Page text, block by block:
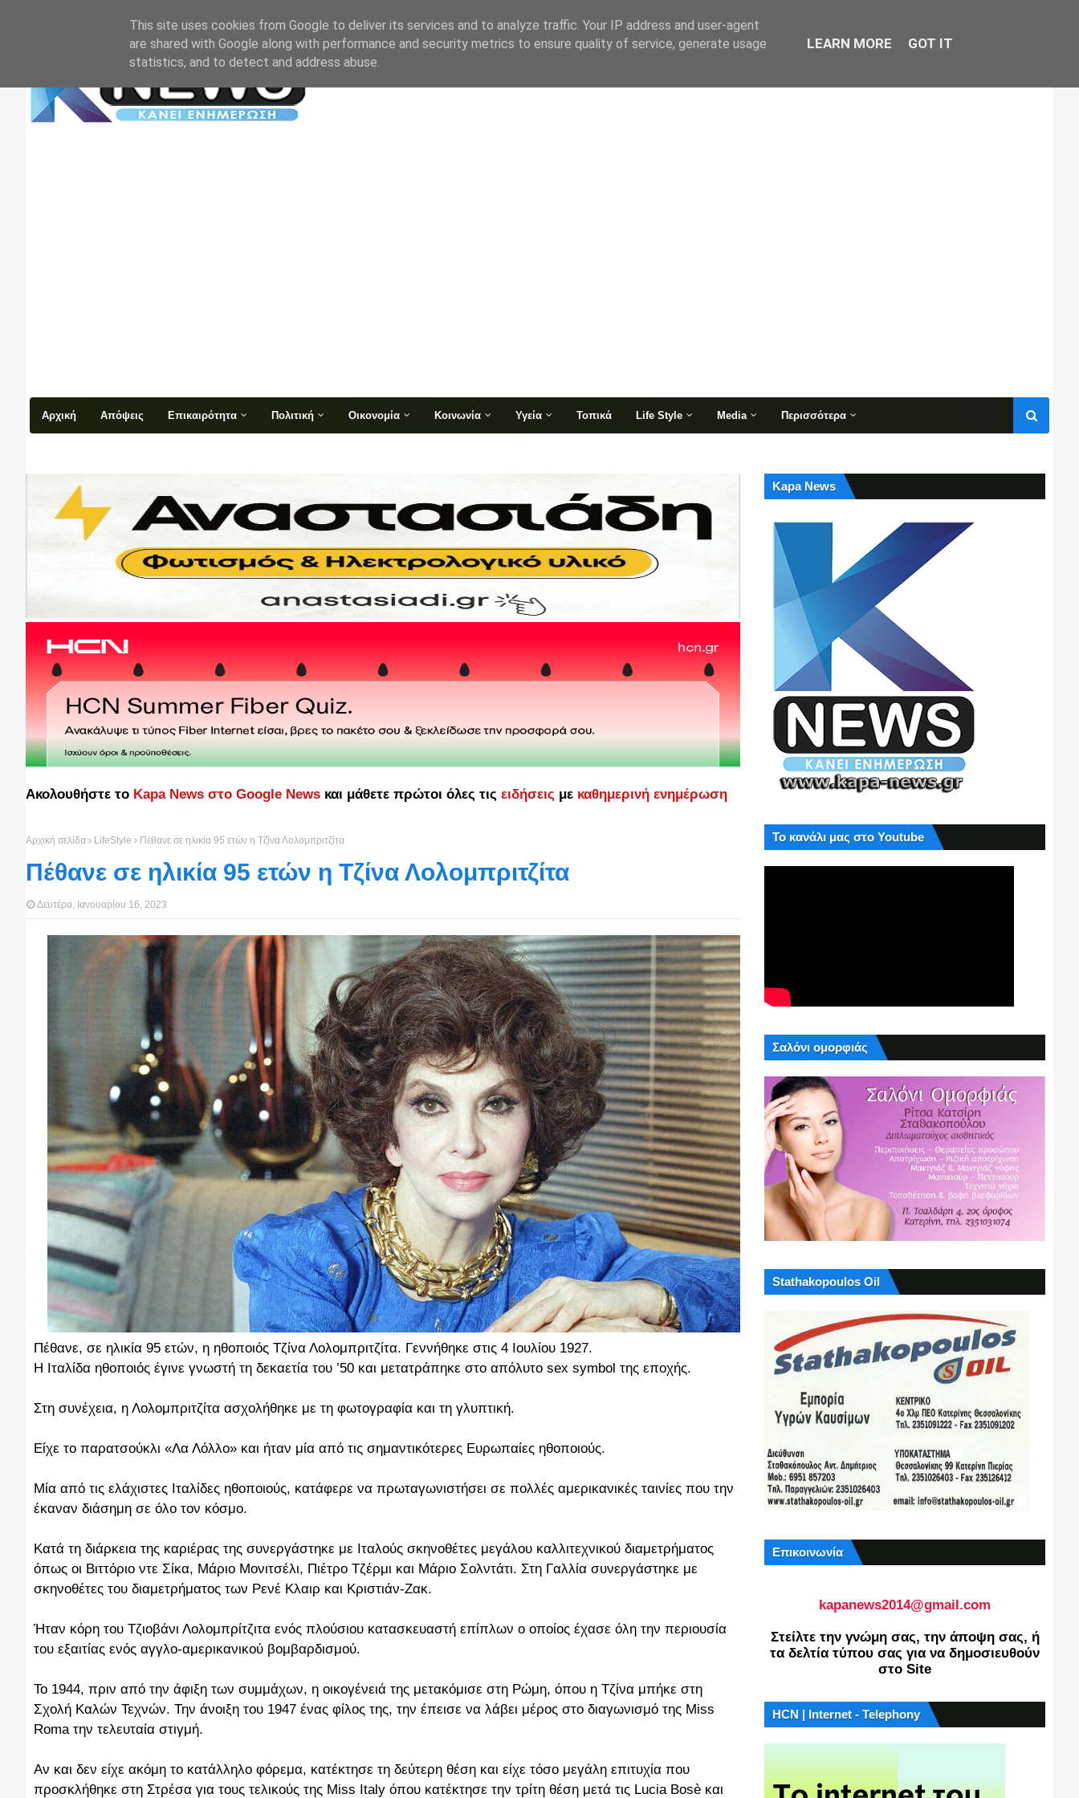
Αρχική Απόψεις Επικαιρότητα Πολιτική Οικονομία Κοινωνία Υγεία Τοπικά Life Style Media Περισσότερα
Ακολουθήστε το Kapa News στο Google News και μάθετε πρώτοι όλες τις ειδήσεις με καθημερινή ενημέρωση
Αρχική σελίδα LifeStyle Πέθανε σε ηλικία 95 ετών η Τζίνα Λολομπριτζίτα
Πέθανε σε ηλικία 95 ετών η Τζίνα Λολομπριτζίτα
Δευτέρα, Ιανουαρίου 16, 2023
Πέθανε, σε ηλικία 95 ετών, η ηθοποιός Τζίνα Λολομπριτζίτα. Γεννήθηκε στις 4 Ιουλίου 1927.
H Ιταλίδα ηθοποιός έγινε γνωστή τη δεκαετία του ’50 και μετατράπηκε στο απόλυτο sex symbol της εποχής.
Στη συνέχεια, η Λολομπριτζίτα ασχολήθηκε με τη φωτογραφία και τη γλυπτική.
Είχε το παρατσούκλι «Λα Λόλλο» και ήταν μία από τις σημαντικότερες Ευρωπαίες ηθοποιούς.
Μία από τις ελάχιστες Ιταλίδες ηθοποιούς, κατάφερε να πρωταγωνιστήσει σε πολλές αμερικανικές ταινίες που την
έκαναν διάσημη σε όλο τον κόσμο.
Κατά τη διάρκεια της καριέρας της συνεργάστηκε με Ιταλούς σκηνοθέτες μεγάλου καλλιτεχνικού διαμετρήματος
όπως οι Βιττόριο ντε Σίκα, Μάριο Μονιτσέλι, Πιέτρο Τζέρμι και Μάριο Σολντάτι. Στη Γαλλία συνεργάστηκε με
σκηνοθέτες του διαμετρήματος των Ρενέ Κλαιρ και Κριστιάν-Ζακ.
Ήταν κόρη του Τζιοβάνι Λολομπρίτζιτα ενός πλούσιου κατασκευαστή επίπλων ο οποίος έχασε όλη την περιουσία
του εξαιτίας ενός αγγλο-αμερικανικού βομβαρδισμού.
Το 1944, πριν από την άφιξη των συμμάχων, η οικογένειά της μετακόμισε στη Ρώμη, όπου η Τζίνα μπήκε στη
Σχολή Καλών Τεχνών. Την άνοιξη του 1947 ένας φίλος της, την έπεισε να λάβει μέρος στο διαγωνισμό της Miss
Roma την τελευταία στιγμή.
Αν και δεν είχε ακόμη το κατάλληλο φόρεμα, κατέκτησε τη δεύτερη θέση και είχε τόσο μεγάλη επιτυχία που
προσκλήθηκε στη Στρέσα για τους τελικούς της Miss Italy όπου κατέκτησε την τρίτη θέση μετά τις Lucia Bosè και
Kapa News
Το κανάλι μας στο Youtube
Σαλόνι ομορφιάς
Stathakopoulos Oil
Επικοινωνία
kapanews2014@gmail.com
Στείλτε την γνώμη σας, την άποψη σας, ή
τα δελτία τύπου σας για να δημοσιευθούν
στο Site
HCN | Internet - Telephony
This site uses cookies from Google to deliver its services and to analyze traffic. Your IP address and user-agent
are shared with Google along with performance and security metrics to ensure quality of service, generate usage
statistics, and to detect and address abuse.
LEARN MORE GOT IT